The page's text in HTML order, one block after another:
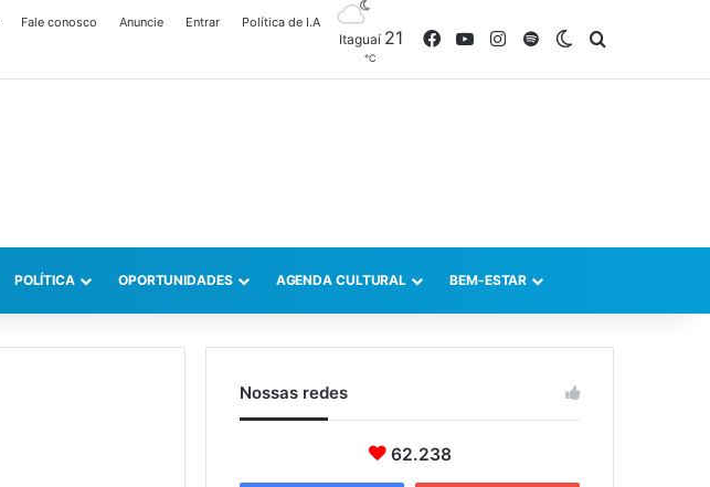
Fale conosco Anuncie Entrar Política de I.A
Itaguaí 21
℃
FacebookYouTubeInstagram
SpotifySwitch skin
POLÍTICA OPORTUNIDADES AGENDA CULTURAL BEM-ESTAR
Nossas redes
62.238